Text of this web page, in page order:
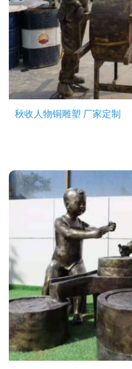
秋收人物铜雕塑 厂家定制